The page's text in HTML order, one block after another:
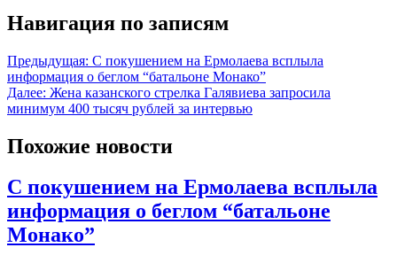
Навигация по записям
Предыдущая: С покушением на Ермолаева всплыла
информация о беглом “батальоне Монако”
Далее: Жена казанского стрелка Галявиева запросила
минимум 400 тысяч рублей за интервью
Похожие новости
С покушением на Ермолаева всплыла
информация о беглом “батальоне
Монако”